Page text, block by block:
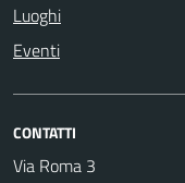
Luoghi
Eventi
CONTATTI
Via Roma 3